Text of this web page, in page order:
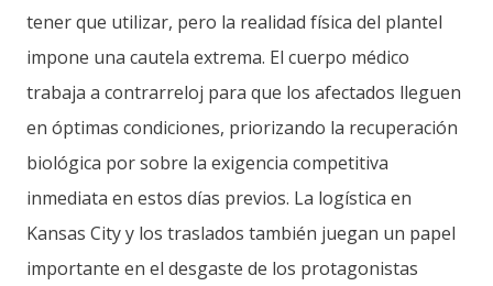
tener que utilizar, pero la realidad física del plantel
impone una cautela extrema. El cuerpo médico
trabaja a contrarreloj para que los afectados lleguen
en óptimas condiciones, priorizando la recuperación
biológica por sobre la exigencia competitiva
inmediata en estos días previos. La logística en
Kansas City y los traslados también juegan un papel
importante en el desgaste de los protagonistas